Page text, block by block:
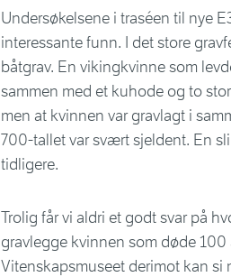
Undersøkelsene i traséen til nye
interessante funn. I det store
båtgrav. En vikingkvinne som
sammen med et kuhode og to
men at kvinnen var gravlagt i
700-tallet var svært sjeldent. En
tidligere.
Trolig får vi aldri et godt svar på
gravlegge kvinnen som døde
Vitenskapsmuseet derimot kan si